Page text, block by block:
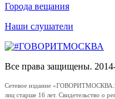
Города вещания
Наши слушатели
Все права защищены.
Сетевое издание
лиц старше 16 лет. Свидетельство о